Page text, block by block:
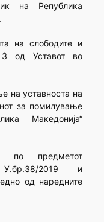
на Република
на слободите и
3 од Уставот во
на уставноста на
за помилување
Македонија“
по предметот
У.бр.38/2019 и
од наредните